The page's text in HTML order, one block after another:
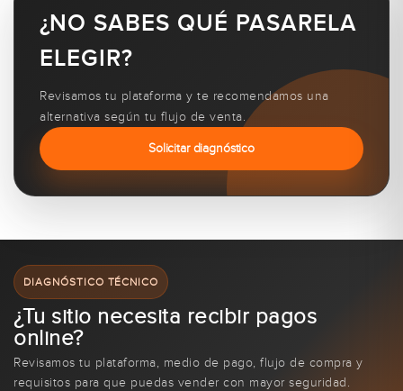
¿NO SABES QUÉ PASARELA
ELEGIR?
Revisamos tu plataforma y te recomendamos una
alternativa según tu flujo de venta.
Solicitar diagnóstico
DIAGNÓSTICO TÉCNICO
¿Tu sitio necesita recibir pagos
online?
Revisamos tu plataforma, medio de pago, flujo de compra y
requisitos para que puedas vender con mayor seguridad.